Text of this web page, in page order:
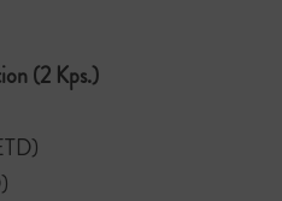
(2 Kps.)